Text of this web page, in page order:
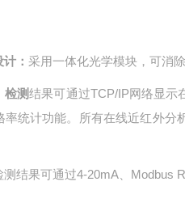
计：采用一体化光学模块，可消
检测结果可通过TCP/IP网络显示
率统计功能。所有在线近红外
测结果可通过4-20mA、Modbus